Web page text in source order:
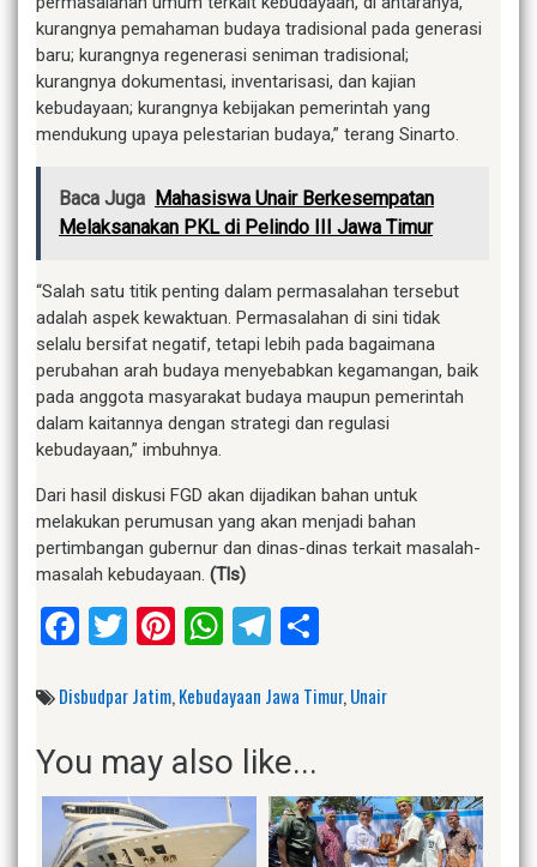
kurangnya pemahaman budaya tradisional pada generasi
baru; kurangnya regenerasi seniman tradisional;
kurangnya dokumentasi, inventarisasi, dan kajian
kebudayaan; kurangnya kebijakan pemerintah yang
mendukung upaya pelestarian budaya,” terang Sinarto.
Baca Juga Mahasiswa Unair Berkesempatan
Melaksanakan PKL di Pelindo III Jawa Timur
“Salah satu titik penting dalam permasalahan tersebut
adalah aspek kewaktuan. Permasalahan di sini tidak
selalu bersifat negatif, tetapi lebih pada bagaimana
perubahan arah budaya menyebabkan kegamangan, baik
pada anggota masyarakat budaya maupun pemerintah
dalam kaitannya dengan strategi dan regulasi
kebudayaan,” imbuhnya.
Dari hasil diskusi FGD akan dijadikan bahan untuk
melakukan perumusan yang akan menjadi bahan
pertimbangan gubernur dan dinas-dinas terkait masalah-
masalah kebudayaan. (Tls)
Facebook
Twitter
Pinterest
WhatsApp
Telegram
Disbudpar Jatim,Kebudayaan Jawa Timur,Unair
You may also like...